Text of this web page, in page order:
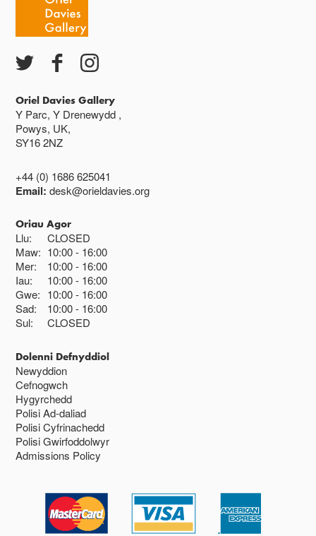
Ac eithrio digwyddiadau arbennig
Gwyliau banc ar gau
Oriel Davies Gallery
Y Parc, Y Drenewydd ,
Powys, UK,
SY16 2NZ
+44 (0) 1686 625041
Email:desk@orieldavies.org
Oriau Agor
Llu:
CLOSED
Maw: 10:00 16:00
Mer:
10:00 16:00
Iau:
10:00 16:00
Gwe: 10:00 16:00
Sad:
10:00 16:00
Sul:
CLOSED
Dolenni Defnyddiol
Newyddion
Cefnogwch
Hygyrchedd
Polisi Ad-daliad
Polisi Cyfrinachedd
Polisi Gwirfoddolwyr
Admissions Policy